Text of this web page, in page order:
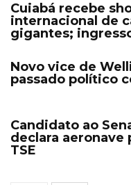
Cuiabá recebe
internacional de
gigantes;
Novo vice de
passado político
Candidato ao
declara aeronave
TSE